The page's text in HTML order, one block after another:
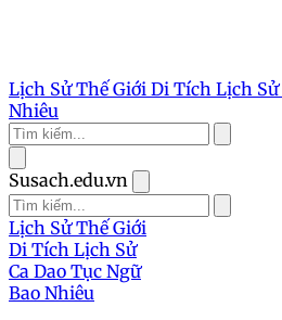
Lịch Sử Thế Giới Di Tích Lịch Sử
Nhiêu
Susach.edu.vn
Lịch Sử Thế Giới
Di Tích Lịch Sử
Ca Dao Tục Ngữ
Bao Nhiêu